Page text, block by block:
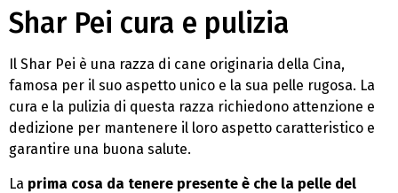
Shar Pei cura e pulizia
Il Shar Pei è una razza di cane originaria della Cina,
famosa per il suo aspetto unico e la sua pelle rugosa. La
cura e la pulizia di questa razza richiedono attenzione e
dedizione per mantenere il loro aspetto caratteristico e
garantire una buona salute.
La prima cosa da tenere presente è che la pelle del